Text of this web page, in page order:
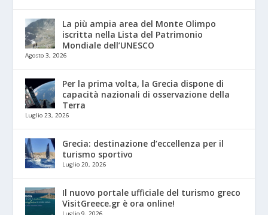
La più ampia area del Monte Olimpo
iscritta nella Lista del Patrimonio
Mondiale dell’UNESCO
Agosto 3, 2026
Per la prima volta, la Grecia dispone di
capacità nazionali di osservazione della
Terra
Luglio 23, 2026
Grecia: destinazione d’eccellenza per il
turismo sportivo
Luglio 20, 2026
Il nuovo portale ufficiale del turismo greco
VisitGreece.gr è ora online!
Luglio 9, 2026